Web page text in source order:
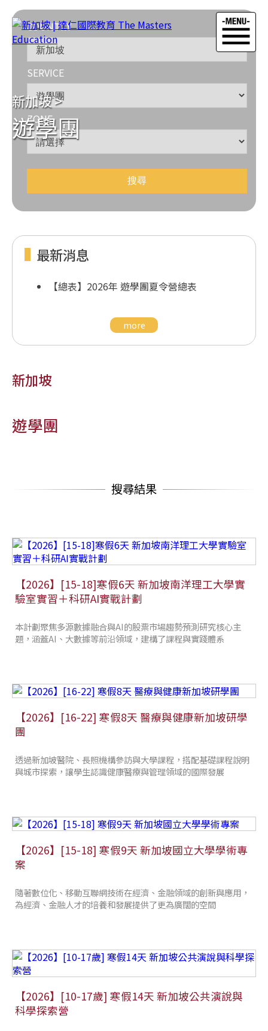
新加坡>
遊學團
COUNTRY
SERVICE
ZONE
最新消息
【總表】2026年 遊學團夏令營總表
more
新加坡
遊學團
搜尋結果
【2026】[15-18]寒假6天 新加坡南洋理工大學實
驗室實習＋科研AI實戰計劃
本計劃聚焦多源數據融合與AI的股票市場趨勢預測研究核心主
題，涵蓋AI、大數據等前沿領域，建構了課程與實踐體系
【2026】[16-22] 寒假8天 醫療與健康新加坡研學
團
透過新加坡醫院、長照機構參訪與大學課程，搭配基礎課程說明
與城市探索，讓學生認識健康醫療與管理領域的國際發展
【2026】[15-18] 寒假9天 新加坡國立大學學術專
案
隨著數位化、移動互聯網技術在經濟、金融領域的創新與應用，
為經濟、金融人才的培養和發展提供了更為廣闊的空間
【2026】[10-17歲] 寒假14天 新加坡公共演說與
科學探索營